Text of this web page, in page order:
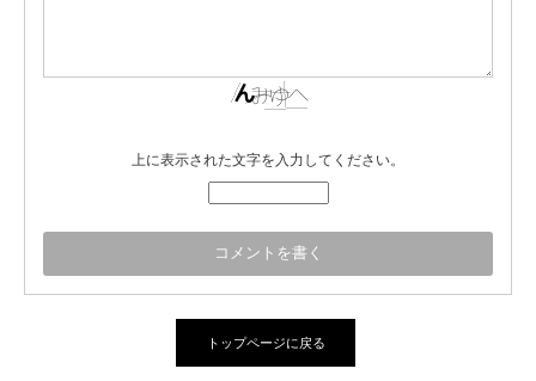
上に表示された文字を入力してください。
トップページに戻る